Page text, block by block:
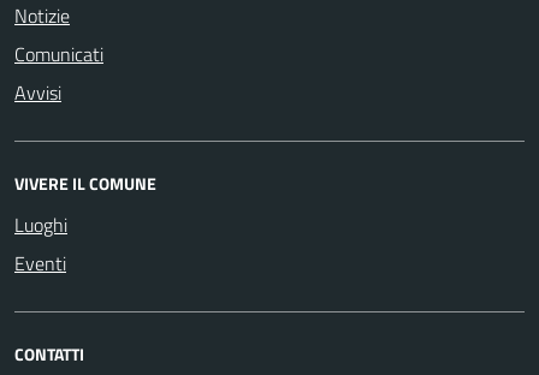
Notizie
Comunicati
Avvisi
VIVERE IL COMUNE
Luoghi
Eventi
CONTATTI